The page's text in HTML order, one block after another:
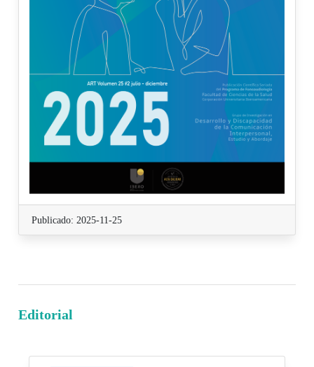
Publicado: 2025-11-25
Editorial